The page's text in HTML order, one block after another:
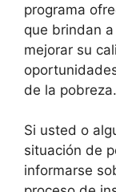
programa
que brindan
mejorar su
de la pobreza.
Si usted o
situación de
informarse